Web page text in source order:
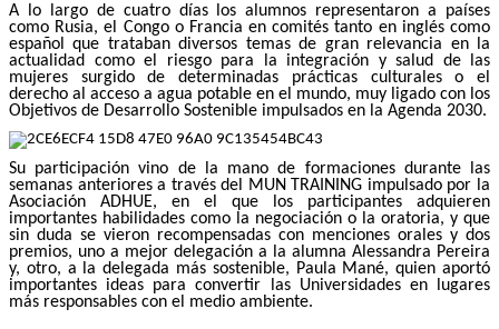
A lo largo de cuatro días los alumnos representaron a países
como Rusia, el Congo o Francia en comités tanto en inglés como
español que trataban diversos temas de gran relevancia en la
actualidad como el riesgo para la integración y salud de las
mujeres surgido de determinadas prácticas culturales o el
derecho al acceso a agua potable en el mundo, muy ligado con los
Objetivos de Desarrollo Sostenible impulsados en la Agenda 2030.
Su participación vino de la mano de formaciones durante las
semanas anteriores a través del MUN TRAINING impulsado por la
Asociación ADHUE, en el que los participantes adquieren
importantes habilidades como la negociación o la oratoria, y que
sin duda se vieron recompensadas con menciones orales y dos
premios, uno a mejor delegación a la alumna Alessandra Pereira
y, otro, a la delegada más sostenible, Paula Mané, quien aportó
importantes ideas para convertir las Universidades en lugares
más responsables con el medio ambiente.